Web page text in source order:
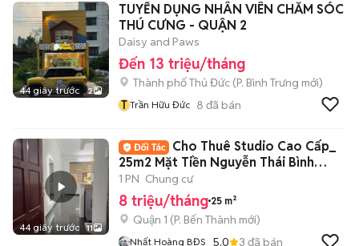
44 giây trước 2
TUYỂN DỤNG NHÂN VIÊN CHĂM SÓC
THÚ CƯNG - QUẬN 2
Daisy and Paws
Đến 13 triệu/tháng
Thành phố Thủ Đức (P. Bình Trưng mới)
T Trần Hữu Đức 8 đã bán
44 giây trước 11
Cho Thuê Studio Cao Cấp_
25m2 Mặt Tiền Nguyễn Thái Bình
Quận 1
1 PN Chung cư
8 triệu/tháng 25 m²
Quận 1 (P. Bến Thành mới)
Nhất Hoàng BĐS 5.0 3 đã bán